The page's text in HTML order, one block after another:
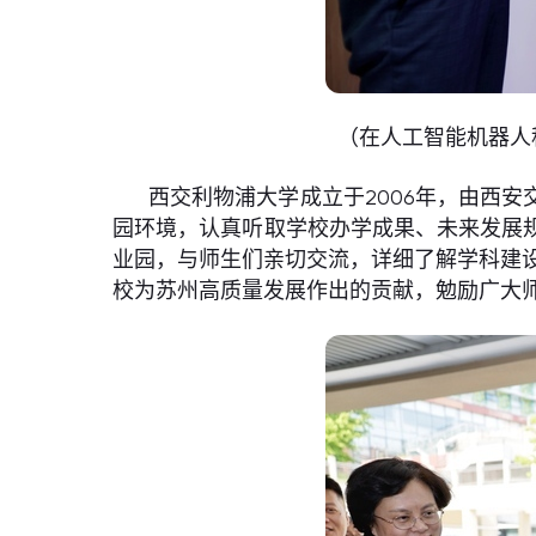
（在人工智能机器
西交利物浦大学成立于2006年，由西安
园环境，认真听取学校办学成果、未来发
业园，与师生们亲切交流，详细了解学科
校为苏州高质量发展作出的贡献，勉励广大